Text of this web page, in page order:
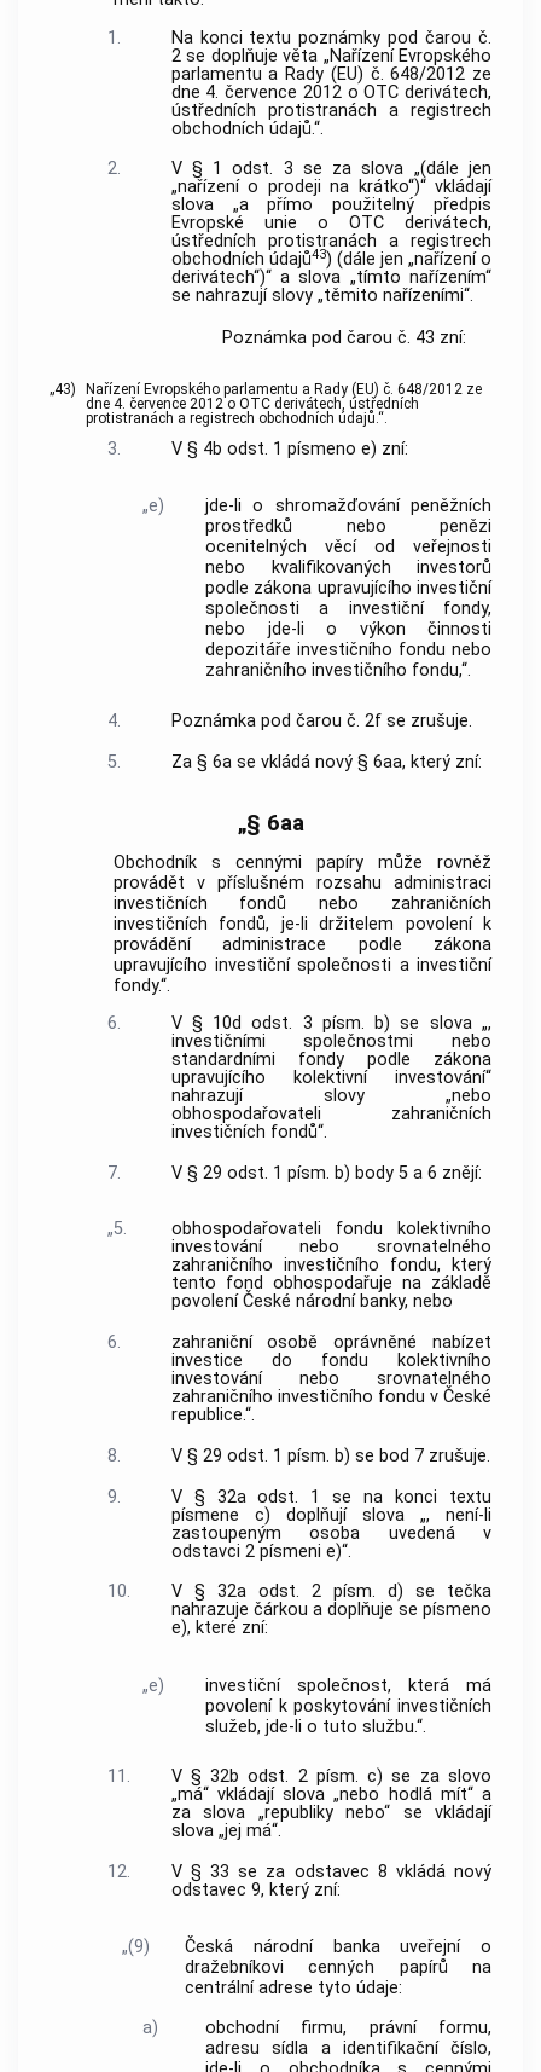
1.
Na konci textu poznámky pod čarou č.
2 se doplňuje věta „Nařízení Evropského
parlamentu a Rady (EU) č. 648/2012 ze
dne 4. července 2012 o OTC derivátech,
ústředních protistranách a registrech
obchodních údajů.“.
2.
V § 1 odst. 3 se za slova „(dále jen
„nařízení o prodeji na krátko“)“ vkládají
slova „a přímo použitelný předpis
Evropské unie o OTC derivátech,
ústředních protistranách a registrech
obchodních údajů43) (dále jen „nařízení o
derivátech“)“ a slova „tímto nařízením“
se nahrazují slovy „těmito nařízeními“.
Poznámka pod čarou č. 43 zní:
„43)
Nařízení Evropského parlamentu a Rady (EU) č. 648/2012 ze
dne 4. července 2012 o OTC derivátech, ústředních
protistranách a registrech obchodních údajů.“.
3. V § 4b odst. 1 písmeno e) zní:
„e)
jde-li o shromažďování peněžních
prostředků nebo penězi
ocenitelných věcí od veřejnosti
nebo kvalifikovaných investorů
podle zákona upravujícího investiční
společnosti a investiční fondy,
nebo jde-li o výkon činnosti
depozitáře investičního fondu nebo
zahraničního investičního fondu,“.
4.
Poznámka pod čarou č. 2f se zrušuje.
5.
Za § 6a se vkládá nový § 6aa, který zní:
„§ 6aa
Obchodník s cennými papíry může rovněž
provádět v příslušném rozsahu administraci
investičních fondů nebo zahraničních
investičních fondů, je-li držitelem povolení k
provádění administrace podle zákona
upravujícího investiční společnosti a investiční
fondy.“.
6.
V § 10d odst. 3 písm. b) se slova „,
investičními společnostmi nebo
standardními fondy podle zákona
upravujícího kolektivní investování“
nahrazují slovy „nebo
obhospodařovateli zahraničních
investičních fondů“.
7.
V § 29 odst. 1 písm. b) body 5 a 6 znějí:
„5.
obhospodařovateli fondu kolektivního
investování nebo srovnatelného
zahraničního investičního fondu, který
tento fond obhospodařuje na základě
povolení České národní banky, nebo
6.
zahraniční osobě oprávněné nabízet
investice do fondu kolektivního
investování nebo srovnatelného
zahraničního investičního fondu v České
republice.“.
8.
V § 29 odst. 1 písm. b) se bod 7 zrušuje.
9.
V § 32a odst. 1 se na konci textu
písmene c) doplňují slova „, není-li
zastoupeným osoba uvedená v
odstavci 2 písmeni e)“.
10.
V § 32a odst. 2 písm. d) se tečka
nahrazuje čárkou a doplňuje se písmeno
e), které zní:
„e)
investiční společnost, která má
povolení k poskytování investičních
služeb, jde-li o tuto službu.“.
11.
V § 32b odst. 2 písm. c) se za slovo
„má“ vkládají slova „nebo hodlá mít“ a
za slova „republiky nebo“ se vkládají
slova „jej má“.
12.
V § 33 se za odstavec 8 vkládá nový
odstavec 9, který zní:
„(9)
Česká národní banka uveřejní o
dražebníkovi cenných papírů na
centrální adrese tyto údaje:
a)
obchodní firmu, právní formu,
adresu sídla a identifikační číslo,